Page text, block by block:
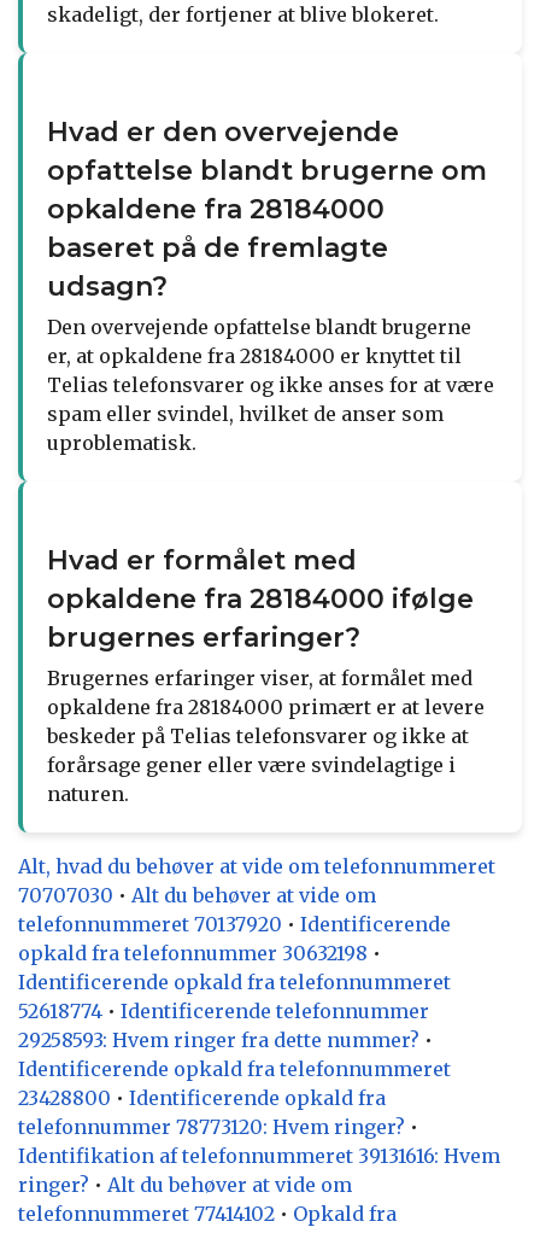
skadeligt, der fortjener at blive blokeret.
Hvad er den overvejende
opfattelse blandt brugerne om
opkaldene fra 28184000
baseret på de fremlagte
udsagn?
Den overvejende opfattelse blandt brugerne
er, at opkaldene fra 28184000 er knyttet til
Telias telefonsvarer og ikke anses for at være
spam eller svindel, hvilket de anser som
uproblematisk.
Hvad er formålet med
opkaldene fra 28184000 ifølge
brugernes erfaringer?
Brugernes erfaringer viser, at formålet med
opkaldene fra 28184000 primært er at levere
beskeder på Telias telefonsvarer og ikke at
forårsage gener eller være svindelagtige i
naturen.
Alt, hvad du behøver at vide om telefonnummeret
70707030 • Alt du behøver at vide om
telefonnummeret 70137920 • Identificerende
opkald fra telefonnummer 30632198 •
Identificerende opkald fra telefonnummeret
52618774 • Identificerende telefonnummer
29258593: Hvem ringer fra dette nummer? •
Identificerende opkald fra telefonnummeret
23428800 • Identificerende opkald fra
telefonnummer 78773120: Hvem ringer? •
Identifikation af telefonnummeret 39131616: Hvem
ringer? • Alt du behøver at vide om
telefonnummeret 77414102 • Opkald fra